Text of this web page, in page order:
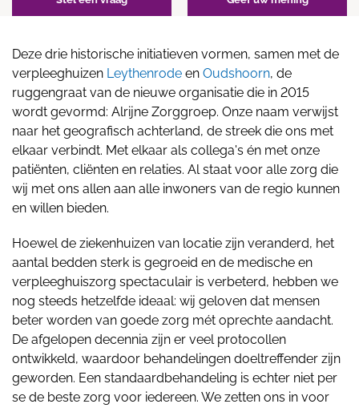
Deze drie historische initiatieven vormen, samen met de
verpleeghuizen Leythenrode en Oudshoorn, de
ruggengraat van de nieuwe organisatie die in 2015
wordt gevormd: Alrijne Zorggroep. Onze naam verwijst
naar het geografisch achterland, de streek die ons met
elkaar verbindt. Met elkaar als collega's én met onze
patiënten, cliënten en relaties. Al staat voor alle zorg die
wij met ons allen aan alle inwoners van de regio kunnen
en willen bieden.
Hoewel de ziekenhuizen van locatie zijn veranderd, het
aantal bedden sterk is gegroeid en de medische en
verpleeghuiszorg spectaculair is verbeterd, hebben we
nog steeds hetzelfde ideaal: wij geloven dat mensen
beter worden van goede zorg mét oprechte aandacht.
De afgelopen decennia zijn er veel protocollen
ontwikkeld, waardoor behandelingen doeltreffender zijn
geworden. Een standaardbehandeling is echter niet per
se de beste zorg voor iedereen. We zetten ons in voor